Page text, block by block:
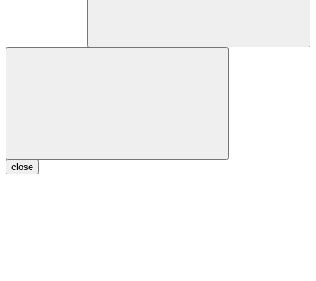
close